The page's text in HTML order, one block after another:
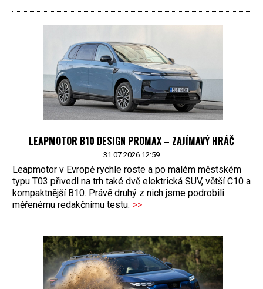
LEAPMOTOR B10 DESIGN PROMAX – ZAJÍMAVÝ HRÁČ
31.07.2026 12:59
Leapmotor v Evropě rychle roste a po malém městském
typu T03 přivedl na trh také dvě elektrická SUV, větší C10 a
kompaktnější B10. Právě druhý z nich jsme podrobili
měřenému redakčnímu testu. >>